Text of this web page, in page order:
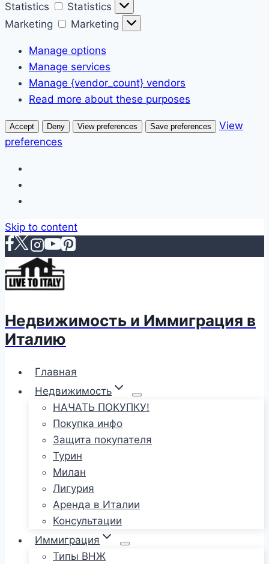
Statistics
Statistics
Marketing
Marketing
Manage options
Manage services
Manage {vendor_count} vendors
Read more about these purposes
Accept Deny View preferences Save preferences
View
preferences
Skip to content
Недвижимость и Иммиграция в
Италию
Главная
Недвижимость
НАЧАТЬ ПОКУПКУ!
Покупка инфо
Защита покупателя
Турин
Милан
Лигурия
Аренда в Италии
Консультации
Иммиграция
Типы ВНЖ